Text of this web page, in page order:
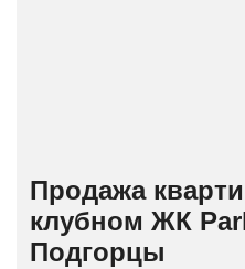
Продажа
клубном ЖК
Подгорцы